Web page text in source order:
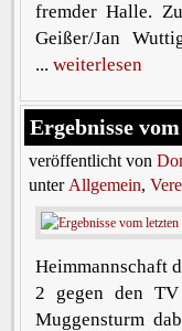
fremder Halle.
Geißer/Jan
... weiterlesen
Ergebnisse
veröffentlicht von
unter Allgemein,
Heimmannschaft
2 gegen den
Muggensturm